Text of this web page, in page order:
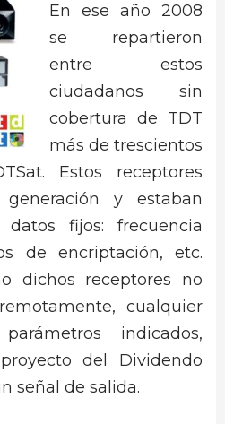
En ese año 2008
se repartieron
entre estos
ciudadanos sin
cobertura de TDT
más de trescientos
Estos receptores
y estaban
datos fijos: frecuencia
de encriptación, etc.
dichos receptores no
cualquier
indicados,
del Dividendo
señal de salida.